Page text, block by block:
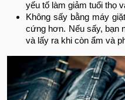
yếu tố làm giảm tuổi thọ
Không sấy bằng máy
cứng hơn. Nếu sấy, bạn
và lấy ra khi còn ẩm và